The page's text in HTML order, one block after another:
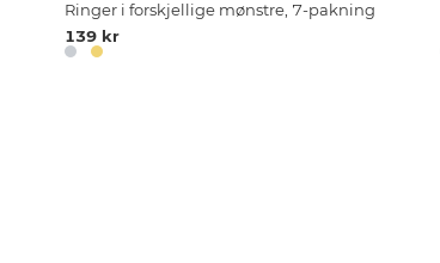
Ringer i forskjellige mønstre, 7-pakning
139 kr